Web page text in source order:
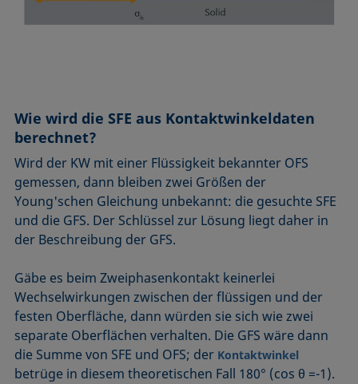
Wie wird die SFE aus Kontaktwinkeldaten
berechnet?
Wird der KW mit einer Flüssigkeit bekannter OFS
gemessen, dann bleiben zwei Größen der
Young'schen Gleichung unbekannt: die gesuchte SFE
und die GFS. Der Schlüssel zur Lösung liegt daher in
der Beschreibung der GFS.
Gäbe es beim Zweiphasenkontakt keinerlei
Wechselwirkungen zwischen der flüssigen und der
festen Oberfläche, dann würden sie sich wie zwei
separate Oberflächen verhalten. Die GFS wäre dann
die Summe von SFE und OFS; der Kontaktwinkel
betrüge in diesem theoretischen Fall 180° (cos θ =-1).